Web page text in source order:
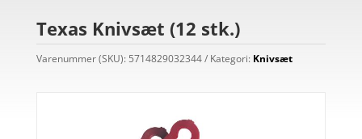
Texas Knivsæt (12 stk.)
Varenummer (SKU): 5714829032344 Kategori: Knivsæt